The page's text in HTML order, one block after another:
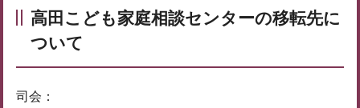
高田こども家庭相談センターの移転先に
ついて
司会：